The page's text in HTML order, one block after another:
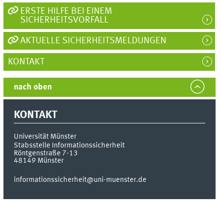
ERSTE HILFE BEI EINEM
SICHERHEITSVORFALL
AKTUELLE SICHERHEITSMELDUNGEN
KONTAKT
nach oben
KONTAKT
Universität Münster
Stabsstelle Informationssicherheit
Röntgenstraße 7-13
48149 Münster
informationssicherheit@uni-muenster.de